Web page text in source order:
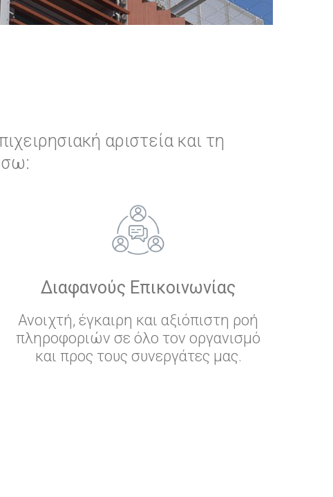
αριστεία και τη
Διαφανούς Επικοινωνίας
Ανοιχτή, έγκαιρη και αξιόπιστη ροή
πληροφοριών σε όλο τον οργανισμό
και προς τους συνεργάτες μας.